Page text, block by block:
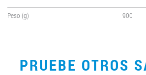
Peso (g) 900
PRUEBE OTROS